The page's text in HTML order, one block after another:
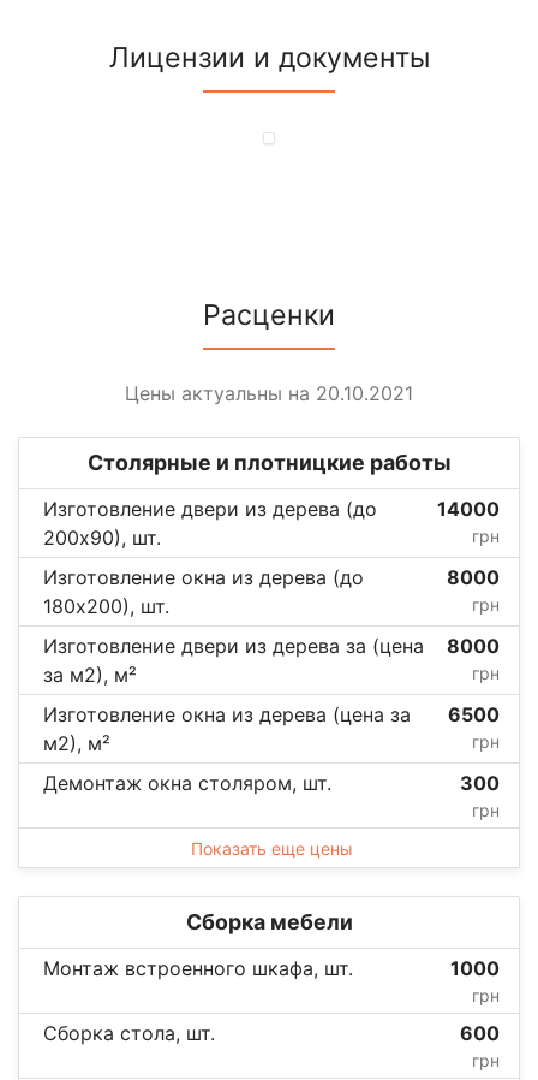
Лицензии и документы
Расценки
Цены актуальны на 20.10.2021
Столярные и плотницкие работы
Изготовление двери из дерева (до
200х90), шт.
14000
грн
Изготовление окна из дерева (до
180х200), шт.
8000
грн
Изготовление двери из дерева за (цена
за м2), м²
8000
грн
Изготовление окна из дерева (цена за
м2), м²
6500
грн
Демонтаж окна столяром, шт. 300
грн
Показать еще цены
Сборка мебели
Монтаж встроенного шкафа, шт. 1000
грн
Сборка стола, шт. 600
грн